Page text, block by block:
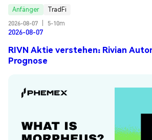
Anfänger
TradFi
2026-08-07
5-10m
2026-08-07
RIVN Aktie verstehen: Rivian
Prognose